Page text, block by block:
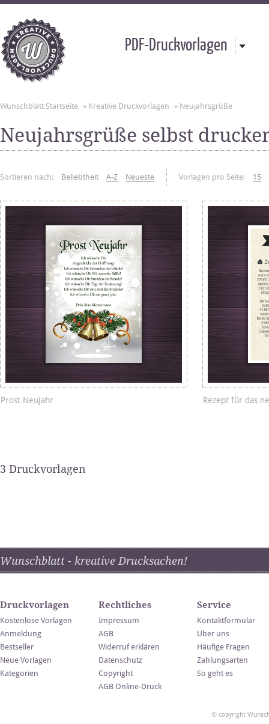
PDF-Druckvorlagen
Wunschblatt Startseite » Kreative Druckvorlagen » Neujahrsgrüße
Neujahrsgrüße selbst
Sortieren nach: Beliebtheit A-Z Neueste Vorlagen pro Seite: 15
Prost Neujahr Rezept für das
3 Druckvorlagen
Wunschblatt - kreative Drucksachen!
Druckvorlagen
Kostenlose Vorlagen
Anmeldung
Bestseller
Neue Vorlagen
Kategorien
Rechtliches
Impressum
AGB
Widerruf erklären
Datenschutz
Copyright
AGB Online-Druck
Service
Kontaktformular
Über uns
Häufige Fragen
Zahlungsarten
So geht es
© copyright